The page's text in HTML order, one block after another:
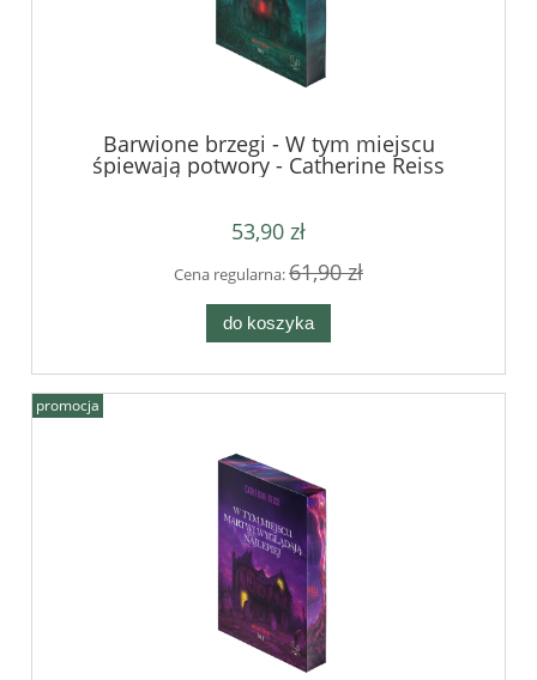
Barwione brzegi - W tym miejscu
śpiewają potwory - Catherine Reiss
53,90 zł
Cena regularna:61,90 zł
do koszyka
promocja